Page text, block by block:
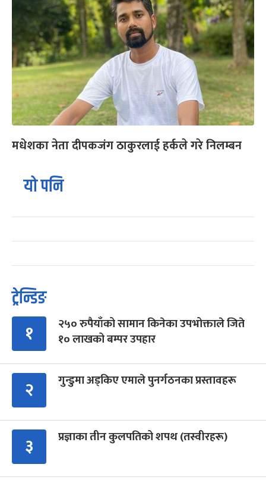
मधेशका नेता दीपकजंग ठाकुरलाई हर्कले गरे निलम्बन
यो पनि
ट्रेन्डिङ
१
२५० रुपैयाँको सामान किनेका उपभोक्ताले जिते
१० लाखको बम्पर उपहार
२ गुन्डुमा अड्किए एमाले पुनर्गठनका प्रस्तावहरू
३ प्रज्ञाका तीन कुलपतिको शपथ (तस्वीरहरू)